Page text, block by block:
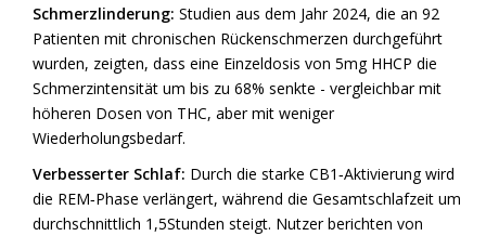
Schmerzlinderung: Studien aus dem Jahr 2024, die an 92
Patienten mit chronischen Rückenschmerzen durchgeführt
wurden, zeigten, dass eine Einzeldosis von 5mg HHCP die
Schmerzintensität um bis zu 68% senkte - vergleichbar mit
höheren Dosen von THC, aber mit weniger
Wiederholungsbedarf.
Verbesserter Schlaf: Durch die starke CB1‑Aktivierung wird
die REM‑Phase verlängert, während die Gesamtschlafzeit um
durchschnittlich 1,5Stunden steigt. Nutzer berichten von